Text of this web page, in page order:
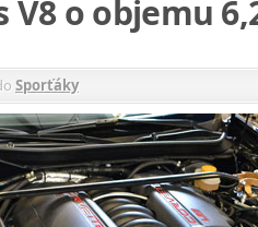
V8 o objemu
Sporťáky